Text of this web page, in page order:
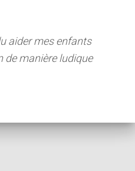
aider mes enfants
de manière ludique